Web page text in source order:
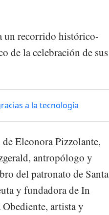
un recorrido histórico-
de la celebración de sus
a la tecnología
Eleonora Pizzolante,
antropólogo y
del patronato de Santa
y fundadora de In
artista y